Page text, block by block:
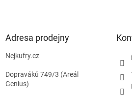
Adresa prodejny
Nejkufry.cz
Dopraváků 749/3 (Areál
Genius)